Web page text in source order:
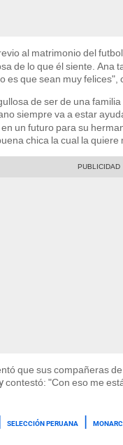
al matrimonio del
de lo que él siente. Ana
es que sean muy felices",
de ser de una
siempre va a estar
un futuro para su
chica la cual la
que sus compañeras
contestó: "Con eso me
SELECCIÓN PERUANA